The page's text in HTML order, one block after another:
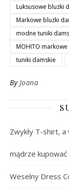
Luksusowe bluzki
Markowe bluzki
modne tuniki
MOHITO
tuniki damskie
By Joana
Zwykły T-shirt,
mądrze
Weselny Dress